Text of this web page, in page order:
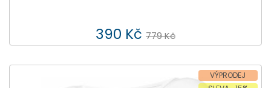
390 Kč 779 Kč
VÝPRODEJ